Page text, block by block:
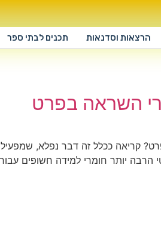
הרצאות וסדנאות תכנים לבתי ספר
השראה בפרט
קריאה ככלל זה דבר נפלא,
הרבה יותר חומרי למידה חשופים